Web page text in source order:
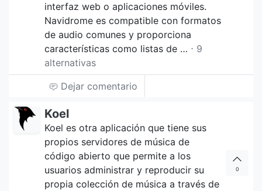
interfaz web o aplicaciones móviles.
Navidrome es compatible con formatos
de audio comunes y proporciona
características como listas de … ⋅ 9
alternativas
Dejar comentario
Koel
Koel es otra aplicación que tiene sus
propios servidores de música de
código abierto que permite a los
usuarios administrar y reproducir su
propia colección de música a través de
0